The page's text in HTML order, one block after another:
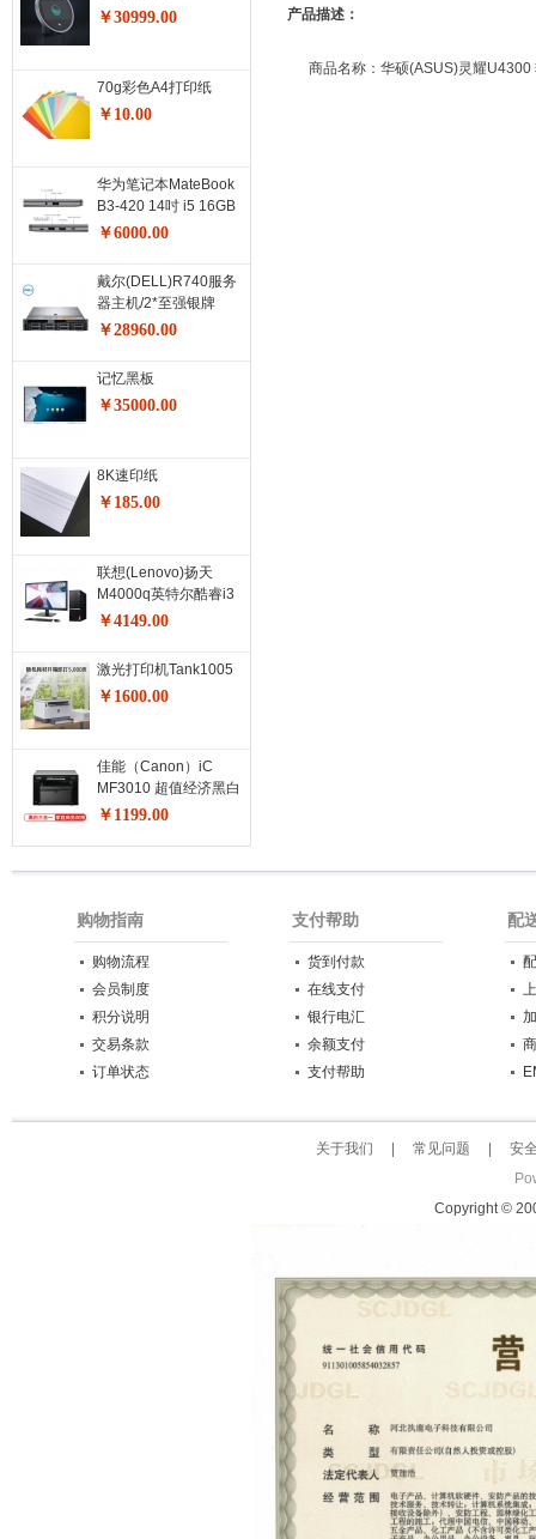
￥30999.00
70g彩色A4打印纸
￥10.00
华为笔记本MateBook
B3-420 14吋 i5 16GB
SSD 512GB 深空灰
￥6000.00
戴尔(DELL)R740服务
器主机/2*至强银牌
4210R十核
2G/750W双电/导轨/三
年保修
￥28960.00
记忆黑板
￥35000.00
8K速印纸
￥185.00
联想(Lenovo)扬天
M4000q英特尔酷睿i3
商用台式机电脑整机
串口 四年上门)21.5英
寸
￥4149.00
激光打印机Tank1005
￥1600.00
佳能（Canon）iC
MF3010 超值经济黑白
激光多功能打印一体机
￥1199.00
产品描述：
商品名称：华硕(ASUS)灵耀
购物指南
购物流程
会员制度
积分说明
交易条款
订单状态
支付帮助
货到付款
在线支付
银行电汇
余额支付
支付帮助
配
关于我们 常见问题
安
Copyright ©